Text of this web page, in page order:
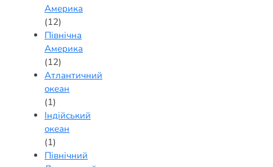
Америка
(12)
Північна
Америка
(12)
Атлантичний
океан
(1)
Індійський
океан
(1)
Північний